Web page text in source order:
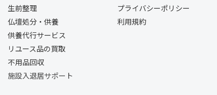
生前整理
仏壇処分・供養
供養代行サービス
リユース品の買取
不用品回収
施設入退居サポート
プライバシーポリシー
利用規約